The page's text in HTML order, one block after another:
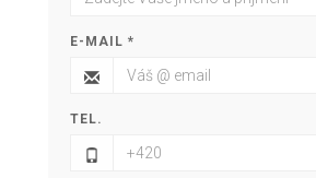
E-MAIL *
TEL.